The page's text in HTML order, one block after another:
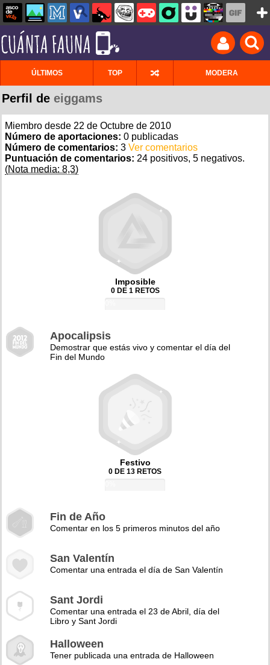
ÚLTIMOS TOP MODERA
Perfil de eiggams
Miembro desde 22 de Octubre de 2010
Número de aportaciones: 0 publicadas
Número de comentarios: 3 Ver comentarios
Puntuación de comentarios: 24 positivos, 5 negativos.
(Nota media: 8,3)
Imposible
0 DE 1 RETOS
Apocalipsis
Demostrar que estás vivo y comentar el día del
Fin del Mundo
Festivo
0 DE 13 RETOS
Fin de Año
Comentar en los 5 primeros minutos del año
San Valentín
Comentar una entrada el día de San Valentín
Sant Jordi
Comentar una entrada el 23 de Abril, día del
Libro y Sant Jordi
Halloween
Tener publicada una entrada de Halloween